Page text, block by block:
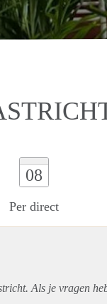
08
Per direct
Als je vragen